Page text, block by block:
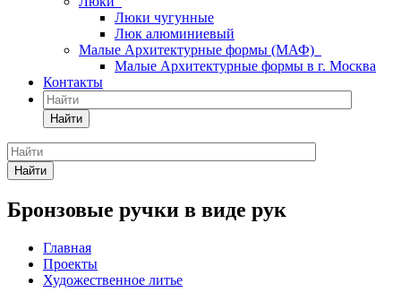
Люки чугунные
Люк алюминиевый
Малые Архитектурные формы (МАФ)
Малые Архитектурные формы в г. Москва
Контакты
Найти
Найти
Бронзовые ручки в виде рук
Главная
Проекты
Художественное литье